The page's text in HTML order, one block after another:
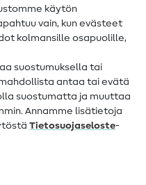
käytön
vain, kun evästeet
kolmansille osapuolille,
suostumuksella tai
antaa tai evätä
suostumatta ja muuttaa
Annamme lisätietoja
Tietosuojaseloste-